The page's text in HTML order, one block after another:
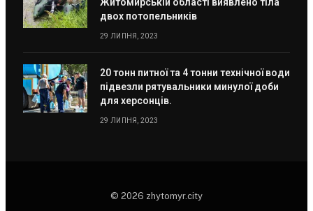
двох потопельників
29 ЛИПНЯ, 2023
20 тонн питної та 4 тонни технічної води
підвезли рятувальники минулої доби
для херсонців.
29 ЛИПНЯ, 2023
© 2026 zhytomyr.city